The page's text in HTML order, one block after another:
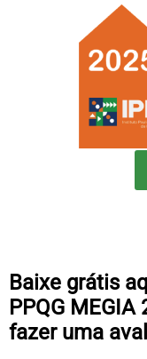
Baixe grátis
PPQG
fazer uma